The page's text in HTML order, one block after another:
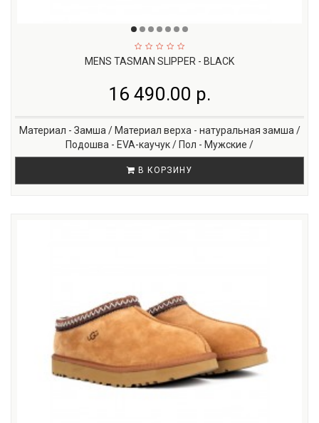
MENS TASMAN SLIPPER - BLACK
16 490.00 р.
Материал - Замша / Материал верха - натуральная замша /
Подошва - EVA-каучук / Пол - Мужские /
В КОРЗИНУ